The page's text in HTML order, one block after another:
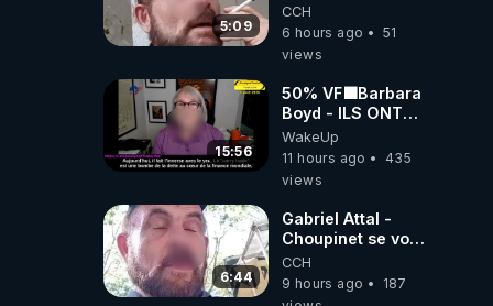
5:09
doit pas faire
appel à
l'intelligence
CCH
6 hours ago
51
views
15:56
50% VF🟩Barbara
Boyd - ILS ONT
MENTI SUR TOUT
-Jocelyne
Traduction
WakeUp
11 hours ago
435
views
6:44
Gabriel Attal -
Choupinet se voit
en haut de
l'affiche
CCH
9 hours ago
187